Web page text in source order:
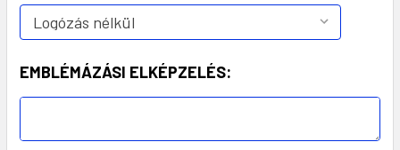
EMBLÉMÁZÁSI ELKÉPZELÉS: